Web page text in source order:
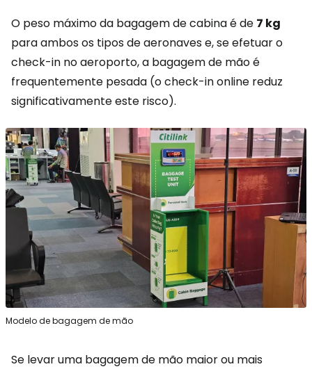
O peso máximo da bagagem de cabina é de 7 kg
para ambos os tipos de aeronaves e, se efetuar o
check-in no aeroporto, a bagagem de mão é
frequentemente pesada (o check-in online reduz
significativamente este risco).
Modelo de bagagem de mão
Se levar uma bagagem de mão maior ou mais